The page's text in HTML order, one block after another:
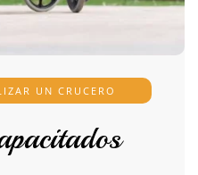
UN CRUCERO